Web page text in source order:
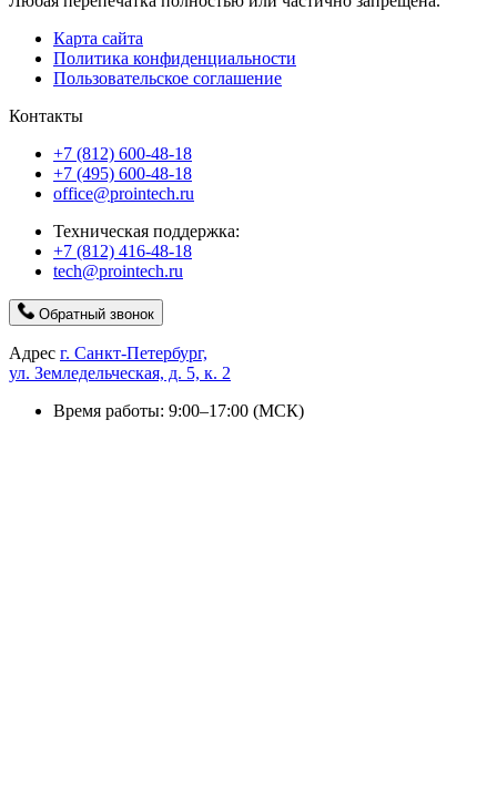
Карта сайта
Политика конфиденциальности
Пользовательское соглашение
Контакты
+7 (812) 600-48-18
+7 (495) 600-48-18
office@prointech.ru
Техническая поддержка:
+7 (812) 416-48-18
tech@prointech.ru
Обратный звонок
Адрес г. Санкт-Петербург,
ул. Земледельческая, д. 5, к. 2
Время работы: 9:00–17:00 (МСК)